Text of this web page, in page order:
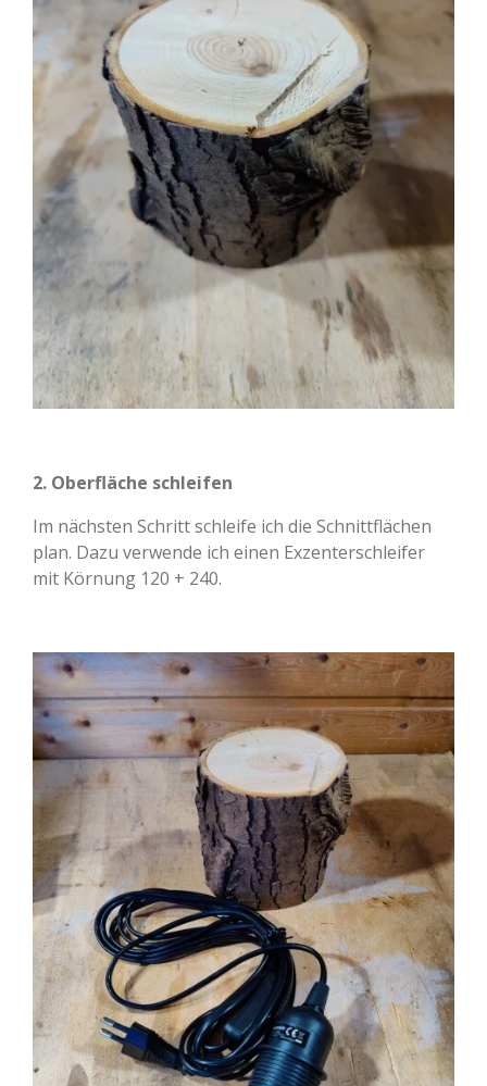
2. Oberfläche schleifen
Im nächsten Schritt schleife ich die Schnittflächen
plan. Dazu verwende ich einen Exzenterschleifer
mit Körnung 120 + 240.